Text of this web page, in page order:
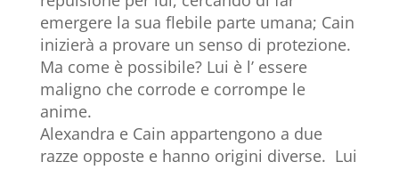
emergere la sua flebile parte umana; Cain
inizierà a provare un senso di protezione.
Ma come è possibile? Lui è l’ essere
maligno che corrode e corrompe le
anime.
Alexandra e Cain appartengono a due
razze opposte e hanno origini diverse. Lui